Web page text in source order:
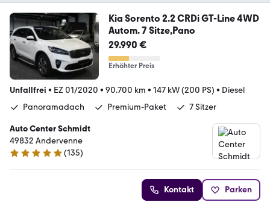
Kia Sorento 2.2 CRDi GT-Line 4WD
Autom. 7 Sitze,Pano
29.990 €
Erhöhter Preis
Unfallfrei • EZ 01/2020 • 90.700 km • 147 kW (200 PS) • Diesel
Panoramadach
Premium-Paket 7 Sitzer
Auto Center Schmidt
49832 Andervenne
4.9 Sterne
(135)
Kontakt Parken